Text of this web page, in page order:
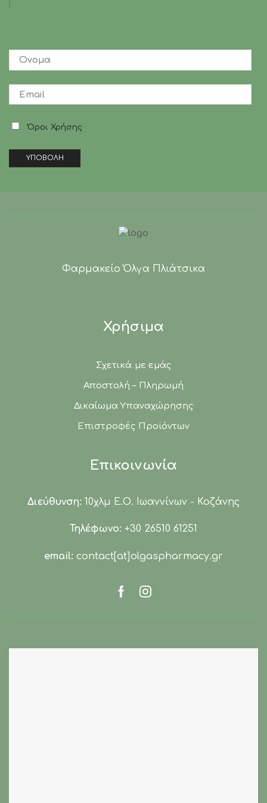
Όροι Χρήσης
Φαρμακείο Όλγα Πλιάτσικα
Χρήσιμα
Σχετικά με εμάς
Αποστολή – Πληρωμή
Δικαίωμα Υπαναχώρησης
Επιστροφές Προϊόντων
Επικοινωνία
Διεύθυνση: 10χλμ Ε.Ο. Ιωαννίνων - Κοζάνης
Τηλέφωνο: +30 26510 61251
email: contact[at]olgaspharmacy.gr
Facebook
Instagram